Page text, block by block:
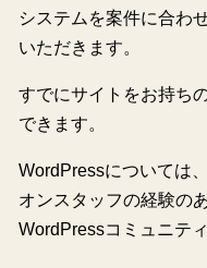
システムを案件に合わ
いただきます。
すでにサイトをお持ち
できます。
WordPressについては
オンスタッフの経験の
WordPressコミュニテ